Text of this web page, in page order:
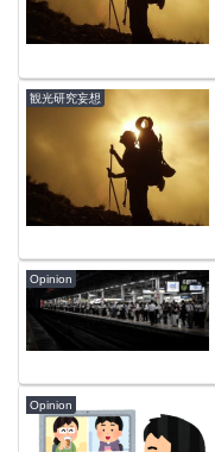
観光研究妄想
Opinion
Opinion